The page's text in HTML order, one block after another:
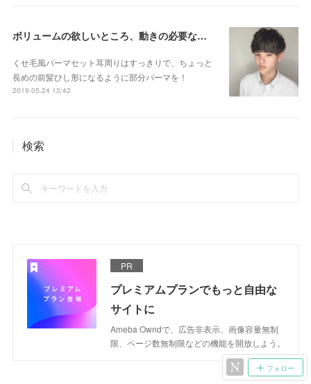
ボリュームの欲しいところ、動きの必要なところにだけパーマします☆
くせ毛風パーマセット耳周りはすっきりで、ちょっと
長めの前髪ひし形になるように部分パーマを！
2019.05.24 13:42
検索
PR
プレミアムプランでもっと自由な
サイトに
Ameba Owndで、広告非表示、画像容量無制
限、ページ数無制限などの機能を開放しよう。
フォロー